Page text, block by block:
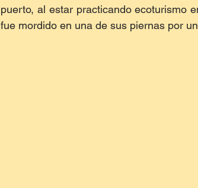
puerto, al estar practicando ecoturismo
fue mordido en una de sus piernas por